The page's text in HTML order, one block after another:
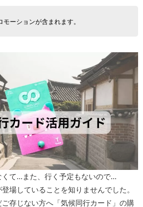
モーションが含まれます。
て...また、行く予定もないので...
場していることを知りませんでした。
存じない方へ「気候同行カード」の購